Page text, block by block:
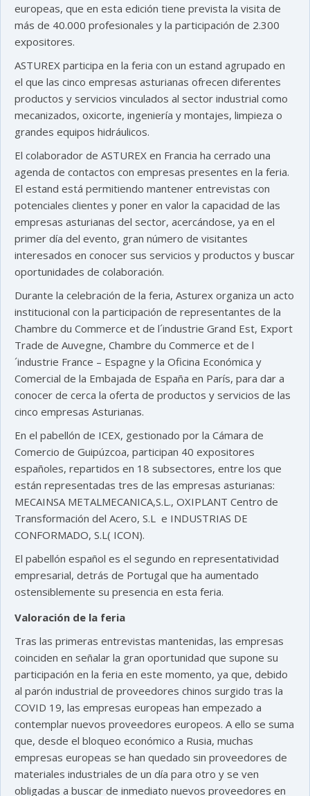
europeas, que en esta edición tiene prevista la visita de
más de 40.000 profesionales y la participación de 2.300
expositores.
ASTUREX participa en la feria con un estand agrupado en
el que las cinco empresas asturianas ofrecen diferentes
productos y servicios vinculados al sector industrial como
mecanizados, oxicorte, ingeniería y montajes, limpieza o
grandes equipos hidráulicos.
El colaborador de ASTUREX en Francia ha cerrado una
agenda de contactos con empresas presentes en la feria.
El estand está permitiendo mantener entrevistas con
potenciales clientes y poner en valor la capacidad de las
empresas asturianas del sector, acercándose, ya en el
primer día del evento, gran número de visitantes
interesados en conocer sus servicios y productos y buscar
oportunidades de colaboración.
Durante la celebración de la feria, Asturex organiza un acto
institucional con la participación de representantes de la
Chambre du Commerce et de l´industrie Grand Est, Export
Trade de Auvegne, Chambre du Commerce et de l
´industrie France – Espagne y la Oficina Económica y
Comercial de la Embajada de España en París, para dar a
conocer de cerca la oferta de productos y servicios de las
cinco empresas Asturianas.
En el pabellón de ICEX, gestionado por la Cámara de
Comercio de Guipúzcoa, participan 40 expositores
españoles, repartidos en 18 subsectores, entre los que
están representadas tres de las empresas asturianas:
MECAINSA METALMECANICA,S.L., OXIPLANT Centro de
Transformación del Acero, S.L e INDUSTRIAS DE
CONFORMADO, S.L( ICON).
El pabellón español es el segundo en representatividad
empresarial, detrás de Portugal que ha aumentado
ostensiblemente su presencia en esta feria.
Valoración de la feria
Tras las primeras entrevistas mantenidas, las empresas
coinciden en señalar la gran oportunidad que supone su
participación en la feria en este momento, ya que, debido
al parón industrial de proveedores chinos surgido tras la
COVID 19, las empresas europeas han empezado a
contemplar nuevos proveedores europeos. A ello se suma
que, desde el bloqueo económico a Rusia, muchas
empresas europeas se han quedado sin proveedores de
materiales industriales de un día para otro y se ven
obligadas a buscar de inmediato nuevos proveedores en